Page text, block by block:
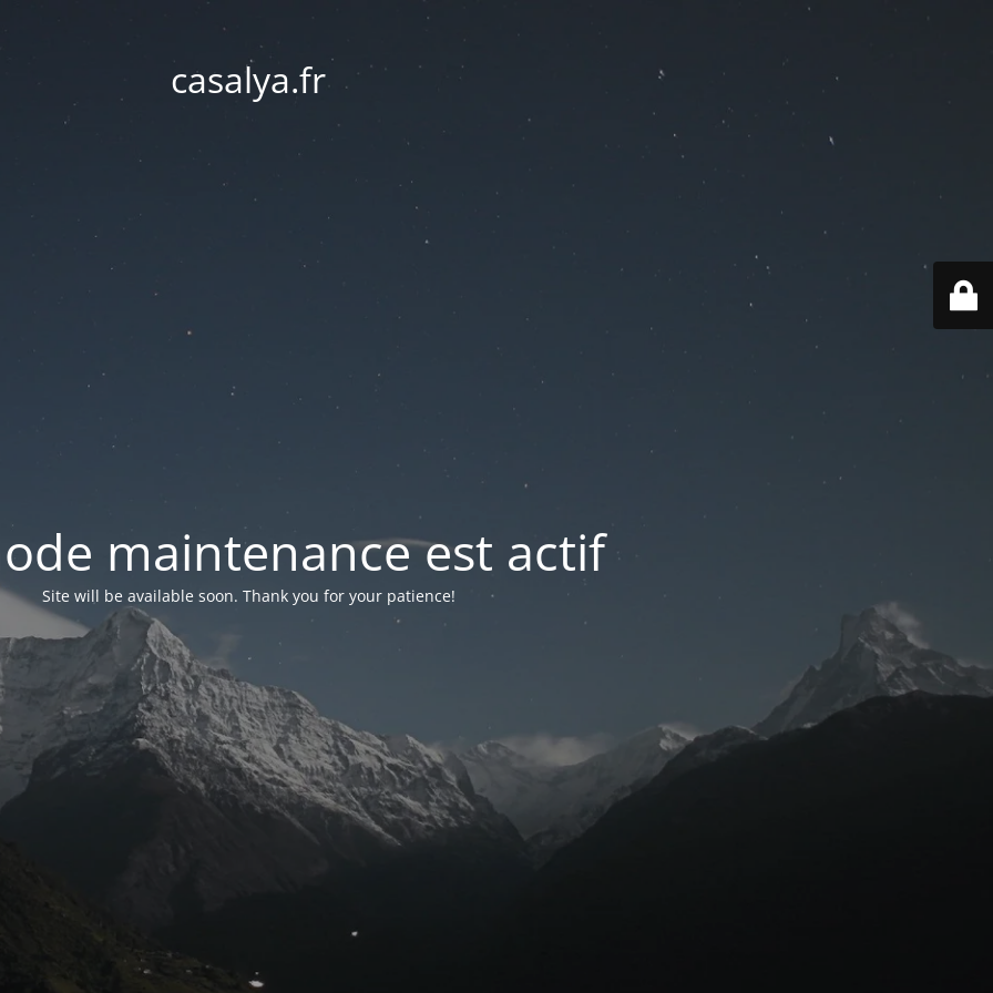
casalya.fr
maintenance est actif
Site will be available soon. Thank you for your patience!